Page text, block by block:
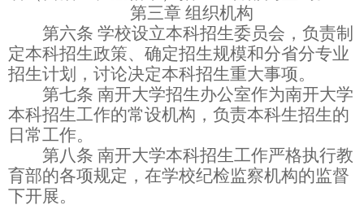
第三章 组织机构
第六条 学校设立本科招生委员会 ，负责制
定本科招生政策、确定招生规模和分省分专业
招生计划，讨论决定本科招生重大事项。
第七条 南开大学招生办公室作为南开大学
本科招生工作的常设机构，负责本科生招生的
日常工作。
第八条 南开大学本科招生工作严格执行教
育部的各项规定，在学校纪检监察机构的监督
下开展。